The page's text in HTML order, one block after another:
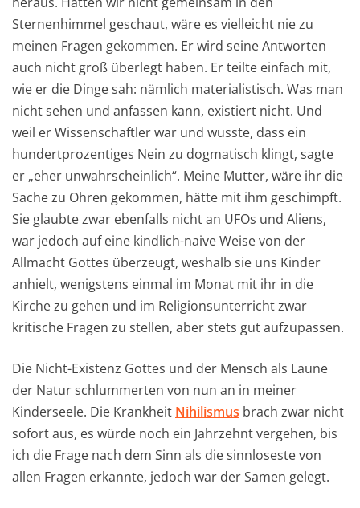
Sternenhimmel geschaut, wäre es vielleicht nie zu
meinen Fragen gekommen. Er wird seine Antworten
auch nicht groß überlegt haben. Er teilte einfach mit,
wie er die Dinge sah: nämlich materialistisch. Was man
nicht sehen und anfassen kann, existiert nicht. Und
weil er Wissenschaftler war und wusste, dass ein
hundertprozentiges Nein zu dogmatisch klingt, sagte
er „eher unwahrscheinlich“. Meine Mutter, wäre ihr die
Sache zu Ohren gekommen, hätte mit ihm geschimpft.
Sie glaubte zwar ebenfalls nicht an UFOs und Aliens,
war jedoch auf eine kindlich-naive Weise von der
Allmacht Gottes überzeugt, weshalb sie uns Kinder
anhielt, wenigstens einmal im Monat mit ihr in die
Kirche zu gehen und im Religionsunterricht zwar
kritische Fragen zu stellen, aber stets gut aufzupassen.
Die Nicht-Existenz Gottes und der Mensch als Laune
der Natur schlummerten von nun an in meiner
Kinderseele. Die Krankheit Nihilismus brach zwar nicht
sofort aus, es würde noch ein Jahrzehnt vergehen, bis
ich die Frage nach dem Sinn als die sinnloseste von
allen Fragen erkannte, jedoch war der Samen gelegt.